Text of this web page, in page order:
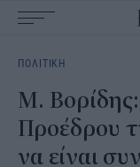
navigation
ΠΟΛΙΤΙΚΗ
Μ.
Προέδρου
να είναι